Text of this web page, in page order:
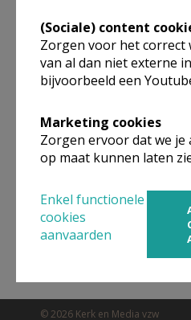
Omgeving
Niet gevonden wat je
links naar kerken,
organisaties, in de
© 2026 Kerk en Media vzw
(Sociale) content
Zorgen voor het correct
van al dan niet externe
bijvoorbeeld een
Marketing cookies
Zorgen ervoor dat we je
op maat kunnen laten
Enkel functionele
cookies
aanvaarden